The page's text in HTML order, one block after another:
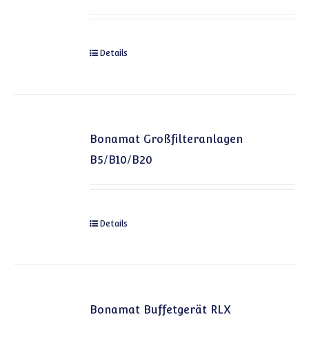
Details
Bonamat Großfilteranlagen
B5/B10/B20
Details
Bonamat Buffetgerät RLX